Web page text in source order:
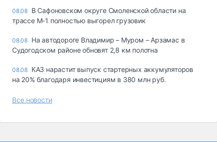
08.08 В Сафоновском округе Смоленской области на
трассе М-1 полностью выгорел грузовик
08.08 На автодороге Владимир – Муром – Арзамас в
Судогодском районе обновят 2,8 км полотна
08.08 КАЗ нарастит выпуск стартерных аккумуляторов
на 20% благодаря инвестициям в 380 млн руб.
Все новости